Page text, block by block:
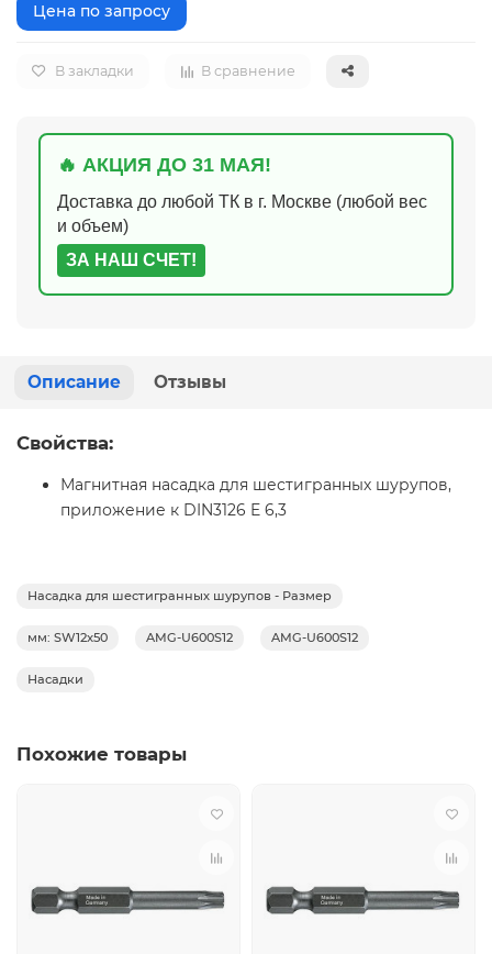
Цена по запросу
В закладки В сравнение
🔥 АКЦИЯ ДО 31 МАЯ!
Доставка до любой ТК в г. Москве (любой вес
и объем)
ЗА НАШ СЧЕТ!
Описание Отзывы
Свойства:
Магнитная насадка для шестигранных шурупов,
приложение к DIN3126 E 6,3
Насадка для шестигранных шурупов - Размер
мм: SW12x50 AMG-U600S12 AMG-U600S12
Насадки
Похожие товары